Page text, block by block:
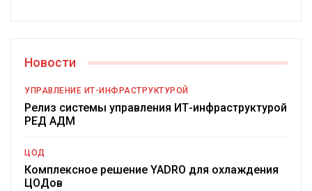
Новости
УПРАВЛЕНИЕ ИТ-ИНФРАСТРУКТУРОЙ
Релиз системы управления ИТ-инфраструктурой
РЕД АДМ
ЦОД
Комплексное решение YADRO для охлаждения
ЦОДов